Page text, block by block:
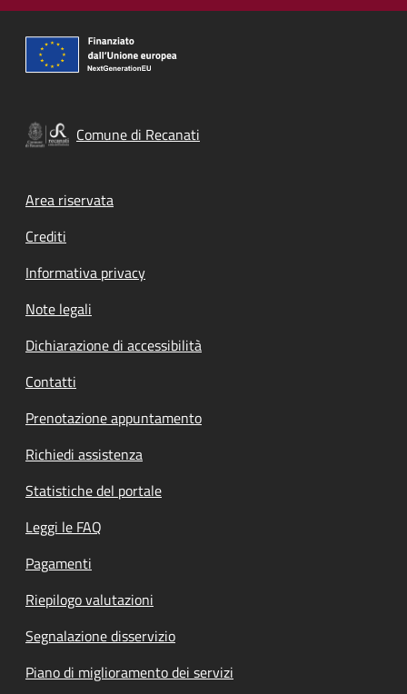
Comune di Recanati
Footer menu
Area riservata
Crediti
Informativa privacy
Note legali
Dichiarazione di accessibilità
Contatti
Prenotazione appuntamento
Richiedi assistenza
Statistiche del portale
Leggi le FAQ
Pagamenti
Riepilogo valutazioni
Segnalazione disservizio
Piano di miglioramento dei servizi